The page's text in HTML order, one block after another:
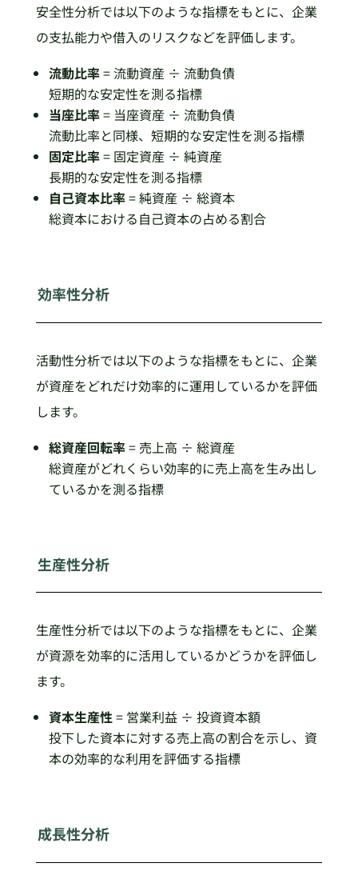
安全性分析では以下のような指標をもとに、企業
の支払能力や借入のリスクなどを評価します。
流動比率= 流動資産 ÷ 流動負債
短期的な安定性を測る指標
当座比率= 当座資産 ÷ 流動負債
流動比率と同様、短期的な安定性を測る指標
固定比率= 固定資産 ÷ 純資産
長期的な安定性を測る指標
自己資本比率= 純資産 ÷ 総資本
総資本における自己資本の占める割合
効率性分析
活動性分析では以下のような指標をもとに、企業
が資産をどれだけ効率的に運用しているかを評価
します。
総資産回転率= 売上高 ÷ 総資産
総資産がどれくらい効率的に売上高を生み出し
ているかを測る指標
生産性分析
生産性分析では以下のような指標をもとに、企業
が資源を効率的に活用しているかどうかを評価し
ます。
資本生産性= 営業利益 ÷ 投資資本額
投下した資本に対する売上高の割合を示し、資
本の効率的な利用を評価する指標
成長性分析